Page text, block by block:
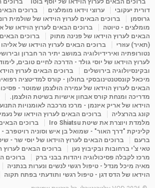
מאת admin 11 שנים 3,644 צפיות
פנינה מתוק - מרכז "נתיב הלב" בהרצליה-
מדיטציה-התחדשות
Shahar-vod
דורית יעקובי
ערוצי וידאו מומלצים
ברוכים
גרוסמן
ברוכים הבאים לערוץ הוידאו של שולמית
מומלצים - טיוטה
ברוכים הבאים לערוץ הוידאו
הבאים לערוץ הוידאו של פנינה מתוק
ברוכים
(תאיר) עוזרי
ברוכים הבאים לערוץ הוידאו של
נטורופתיה ואירידיולוגיה במושב יתיר הר חברון
לערוץ הוידאו של יוסי גולד - הדרכה לחיים טובים,
ובקינסיולוגיה בירושלים
ברוכים הבאים לערוץ
מיכאל קונסטנטינובסקי בחולון - קורס למדיטציה
הבאים לערוץ הוידאו של עמירה הולצמן שמוטר -
מדריכה ומנחת קורס אבחון אישיות בשיטת הולצמן.
הוידאו של אריק איזנמן - מרכז מרכבה לאומנויות
קונג בהרצליה
ברוכים הבאים לערוץ הוידאו של
מלמדת ויוצרת את שיטת Iro Shiatsu
ברוכים
קליניקת "דרך האור" - שמואל בן איש וסוניה
ברעם
ברוכים הבאים לערוץ הוידאו של יוסי שר -
טאי צ'י ברחובות ובקיבוץ נען
ברוכים הבאים לערוץ
מרכז לקבלה פסיכולוגיה ויהדות בבני ברק
ברוכים
מאיה מיכל מנדל - טיפול רגשי לנשים ונערות בנתניה
הוידאו של הדס דגן - טיפול רגשי ותודעתי בפתח תקוה